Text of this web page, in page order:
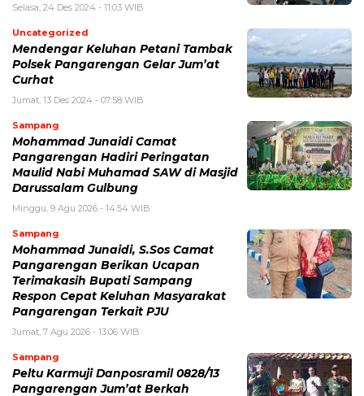
Selasa, 24 Des 2024 - 11:03 WIB
Uncategorized
Mendengar Keluhan Petani Tambak
Polsek Pangarengan Gelar Jum’at
Curhat
Jumat, 13 Des 2024 - 07:58 WIB
Sampang
Mohammad Junaidi Camat
Pangarengan Hadiri Peringatan
Maulid Nabi Muhamad SAW di Masjid
Darussalam Gulbung
Minggu, 9 Agu 2026 - 14:54 WIB
Sampang
Mohammad Junaidi, S.Sos Camat
Pangarengan Berikan Ucapan
Terimakasih Bupati Sampang
Respon Cepat Keluhan Masyarakat
Pangarengan Terkait PJU
Jumat, 7 Agu 2026 - 13:06 WIB
Sampang
Peltu Karmuji Danposramil 0828/13
Pangarengan Jum’at Berkah